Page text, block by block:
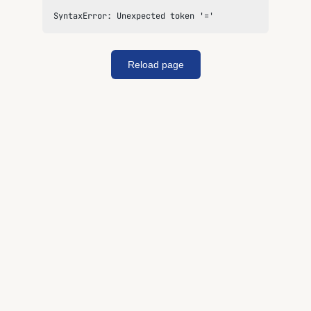
SyntaxError: Unexpected token '='
Reload page